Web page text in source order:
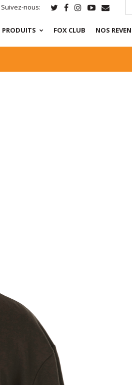
Suivez-nous:
PRODUITS FOX CLUB NOS